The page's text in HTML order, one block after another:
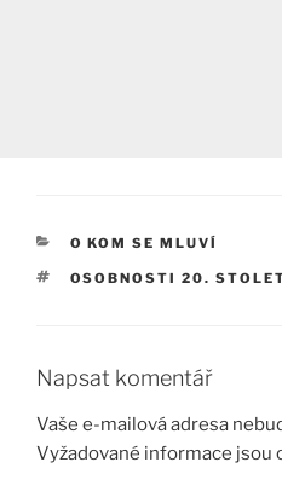
RUBRIKY
O KOM SE MLUVÍ
ŠTÍTKY
OSOBNOSTI 20.
Napsat komentář
Vaše e-mailová adresa
Vyžadované informace jsou